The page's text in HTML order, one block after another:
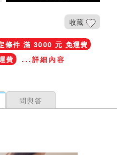
收藏
條件 滿 3000 元 免運費
費
...詳細內容
問與答